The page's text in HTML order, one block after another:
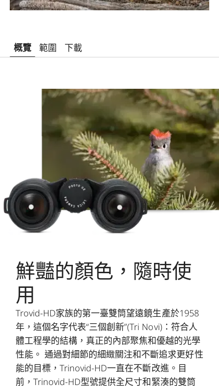
概覽 範圍 下載
鮮豔的顏色，隨時使
用
Trovid-HD家族的第一臺雙筒望遠鏡生產於1958
年，這個名字代表“三個創新”(Tri Novi)：符合人
體工程學的結構，真正的內部聚焦和優越的光學
性能。 通過對細節的細緻關注和不斷追求更好性
能的目標，Trinovid-HD一直在不斷改進。目
前，Trinovid-HD型號提供全尺寸和緊湊的雙筒